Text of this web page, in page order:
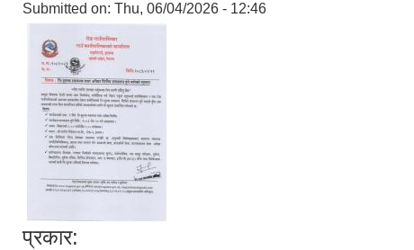
Submitted on: Thu, 06/04/2026 - 12:46
प्रकार: